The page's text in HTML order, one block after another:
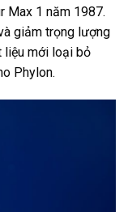
Max 1 năm 1987.
giảm trọng lượng
liệu mới loại bỏ
Phylon.